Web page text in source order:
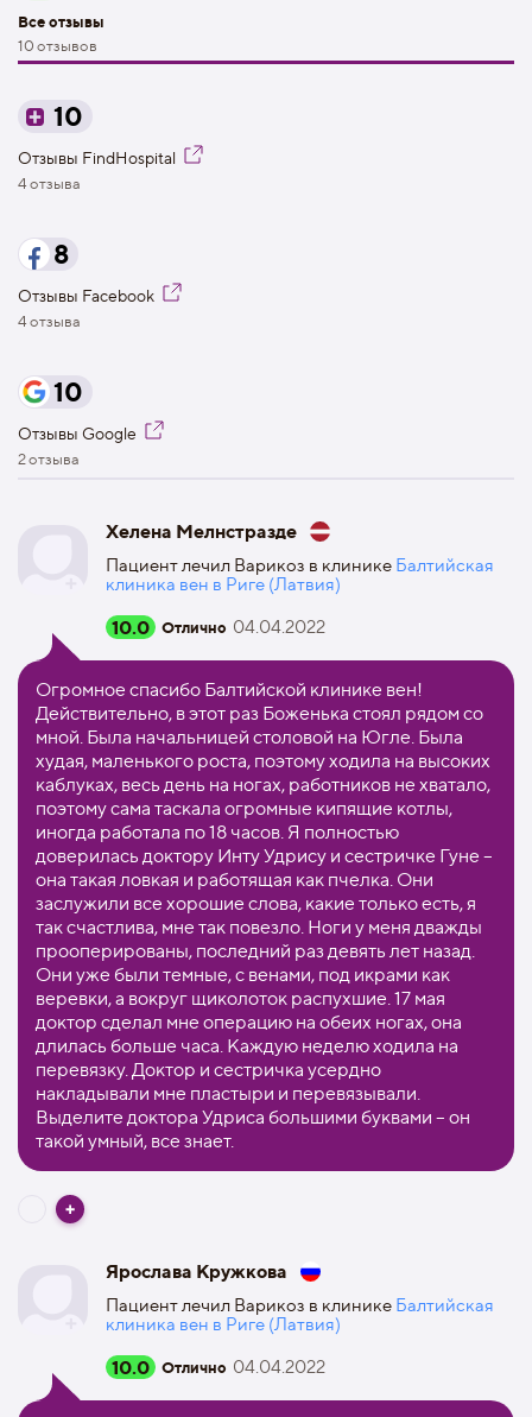
Все отзывы
10 отзывов
10
Отзывы FindHospital
4 отзыва
8
Отзывы Facebook
4 отзыва
10
Отзывы Google
2 отзыва
Хелена Мелнстразде
Пациент лечил Варикоз в клинике Балтийская
клиника вен в Риге (Латвия)
10.0 Отлично 04.04.2022
Огромное спасибо Балтийской клинике вен!
Действительно, в этот раз Боженька стоял рядом со
мной. Была начальницей столовой на Югле. Была
худая, маленького роста, поэтому ходила на высоких
каблуках, весь день на ногах, работников не хватало,
поэтому сама таскала огромные кипящие котлы,
иногда работала по 18 часов. Я полностью
доверилась доктору Инту Удрису и сестричке Гуне –
она такая ловкая и работящая как пчелка. Они
заслужили все хорошие слова, какие только есть, я
так счастлива, мне так повезло. Ноги у меня дважды
прооперированы, последний раз девять лет назад.
Они уже были темные, с венами, под икрами как
веревки, а вокруг щиколоток распухшие. 17 мая
доктор сделал мне операцию на обеих ногах, она
длилась больше часа. Каждую неделю ходила на
перевязку. Доктор и сестричка усердно
накладывали мне пластыри и перевязывали.
Выделите доктора Удриса большими буквами – он
такой умный, все знает.
Ярослава Кружкова
Пациент лечил Варикоз в клинике Балтийская
клиника вен в Риге (Латвия)
10.0 Отлично 04.04.2022